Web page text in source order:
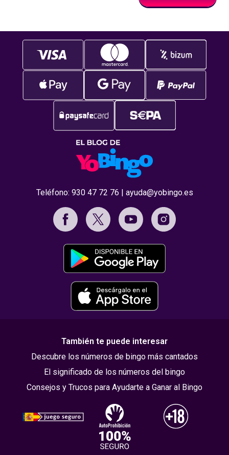
Teléfono: 930 47 72 76 | ayuda@yobingo.es
También te puede interesar
Descubre los números de bingo más cantados
El significado de los números del bingo
Consejos y Trucos para Ayudarte a Ganar al Bingo